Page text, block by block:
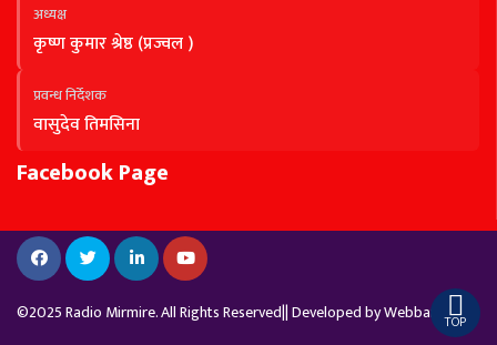
अध्यक्ष
कृष्ण कुमार श्रेष्ठ (प्रज्वल )
प्रवन्ध निर्देशक
वासुदेव तिमसिना
Facebook Page
©2025 Radio Mirmire. All Rights Reserved|| Developed byWebbankTOP